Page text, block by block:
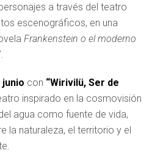
a través del teatro
escenográficos, en una
Frankenstein o el moderno
junio con “Wirivilü, Ser de
inspirado en la cosmovisión
agua como fuente de vida,
la naturaleza, el territorio y el